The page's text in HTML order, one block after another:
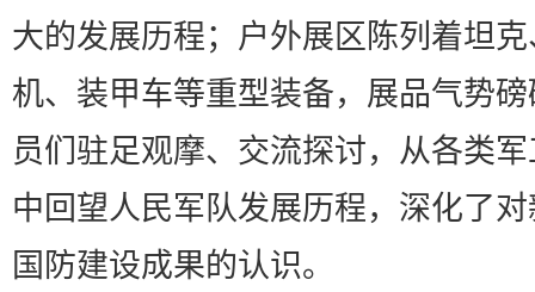
大的发展历程；户外展区陈列着坦
机、装甲车等重型装备，展品气势
员们驻足观摩、交流探讨，从各类
中回望人民军队发展历程，深化了
国防建设成果的认识。